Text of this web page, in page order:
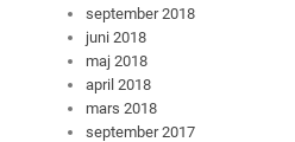
september 2018
juni 2018
maj 2018
april 2018
mars 2018
september 2017